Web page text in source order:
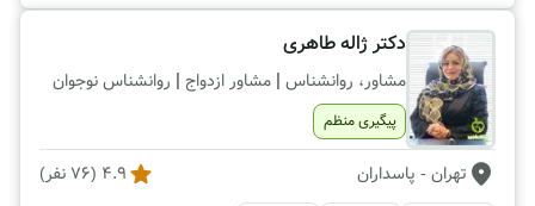
دکتر ژاله طاهری
مشاور، روانشناس | مشاور ازدواج | روانشناس نوجوان
پیگیری منظم
تهران - پاسداران 4.9
(
76 نفر)